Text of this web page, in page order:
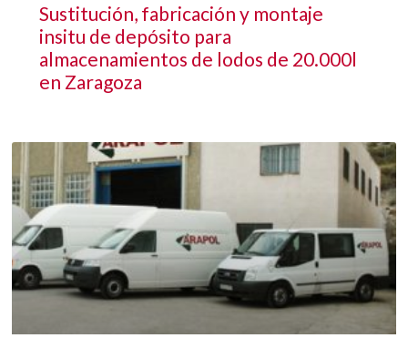
Sustitución, fabricación y montaje
insitu de depósito para
almacenamientos de lodos de 20.000l
en Zaragoza